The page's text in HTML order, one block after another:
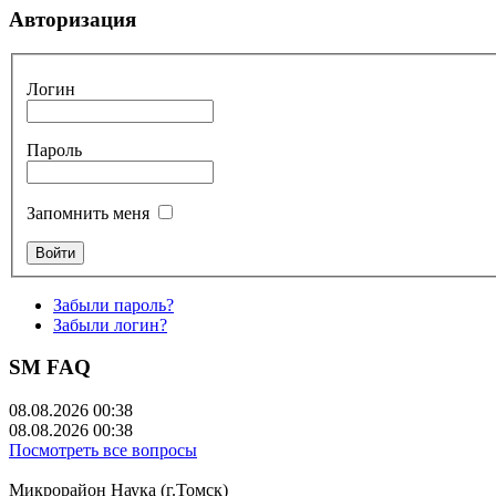
Авторизация
Логин
Пароль
Запомнить меня
Забыли пароль?
Забыли логин?
SM FAQ
08.08.2026 00:38
08.08.2026 00:38
Посмотреть все вопросы
Микрорайон Наука (г.Томск)